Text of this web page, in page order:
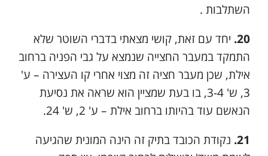
השתלבות .
20. יחד עם זאת, קושי מצאתי בדברי השוטר שלא
התמקד במעבר החצייה שנמצא על גבי הפניה ברחוב
אילת, שכן מעבר חציה זה מצוי אחרי קו העצירה – ע'
3, ש' 3-4, בו בעת שמציין הוא שראה את נסיעת
הנאשם עוד בהיותו ברחוב אילת – ע' 2, ש' 24.
21. נקודת הכובד בתיק זה הינה המונית שהגיעה